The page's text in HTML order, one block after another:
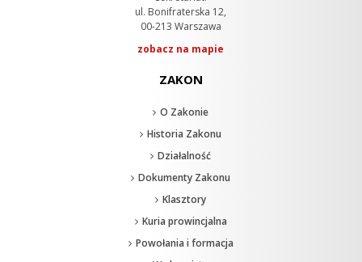
ul. Bonifraterska 12,
00-213 Warszawa
zobacz na mapie
ZAKON
O Zakonie
Historia Zakonu
Działalność
Dokumenty Zakonu
Klasztory
Kuria prowincjalna
Powołania i formacja